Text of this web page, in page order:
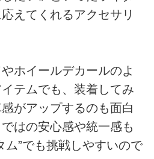
えてくれるアクセサリ
ホイールデカールのよ
テムでも、装着してみ
がアップするのも面白
はの安心感や統一感も
ム”でも挑戦しやすいので